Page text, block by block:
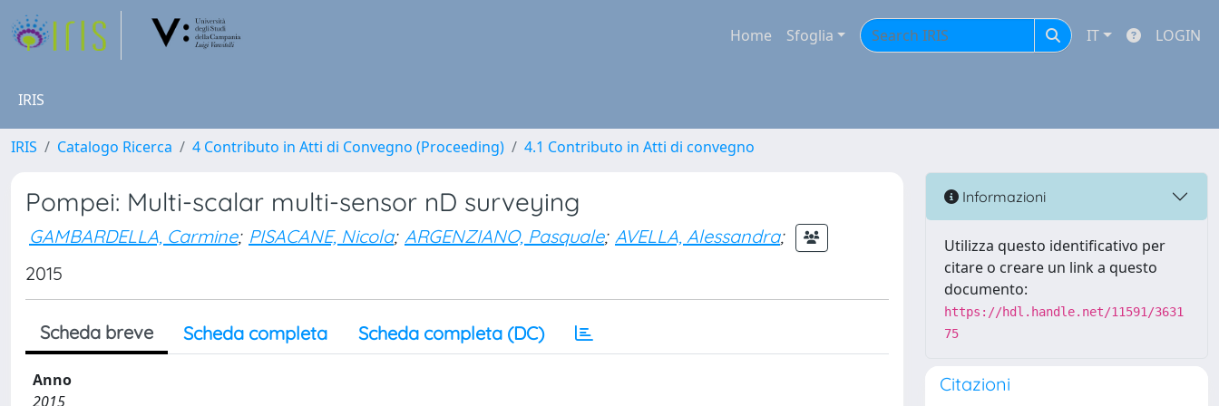
Home Sfoglia IT LOGIN
IRIS
IRIS Catalogo Ricerca 4 Contributo in Atti di Convegno (Proceeding) 4.1 Contributo in Atti di convegno
Pompei: Multi-scalar multi-sensor nD surveying
GAMBARDELLA, Carmine; PISACANE, Nicola; ARGENZIANO, Pasquale; AVELLA, Alessandra;
2015
Scheda breve Scheda completa Scheda completa (DC)
Anno
2015
Informazioni
Utilizza questo identificativo per
citare o creare un link a questo
documento:
https://hdl.handle.net/11591/3631
75
Citazioni